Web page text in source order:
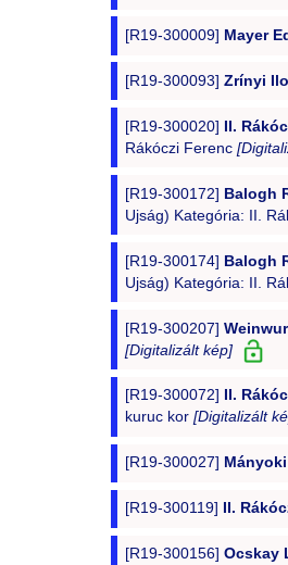
[R19-300009] Mayer
[R19-300093] Zrínyi
[R19-300020] II.
Rákóczi Ferenc
[R19-300172] Balogh
Ujság) Kategória: II.
[R19-300174] Balogh
Ujság) Kategória: II.
[R19-300207]
[Digitalizált kép]
[R19-300072] II.
kuruc kor [Digitalizált
[R19-300027]
[R19-300119] II.
[R19-300156] Ocskay